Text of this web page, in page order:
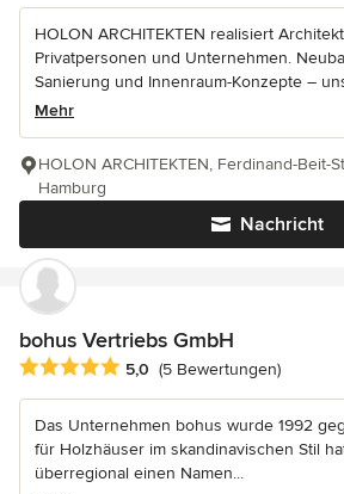
HOLON ARCHITEKTEN realisiert
Privatpersonen und Unternehmen.
Sanierung und Innenraum-Konzepte –
Mehr
Nachricht
HOLON ARCHITEKTEN, Ferdinand-Beit-
Hamburg
bohus Vertriebs GmbH
Durchschnittliche Bewertung: 5 von 5
5,0 (5 Bewertungen)
Das Unternehmen bohus wurde 1992
für Holzhäuser im skandinavischen Stil
überregional einen Namen...